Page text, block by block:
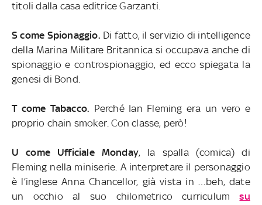
titoli dalla casa editrice Garzanti.
S come Spionaggio. Di fatto, il servizio di intelligence
della Marina Militare Britannica si occupava anche di
spionaggio e controspionaggio, ed ecco spiegata la
genesi di Bond.
T come Tabacco. Perché Ian Fleming era un vero e
proprio chain smoker. Con classe, però!
U come Ufficiale Monday, la spalla (comica) di
Fleming nella miniserie. A interpretare il personaggio
è l’inglese Anna Chancellor, già vista in …beh, date
un occhio al suo chilometrico curriculumsu